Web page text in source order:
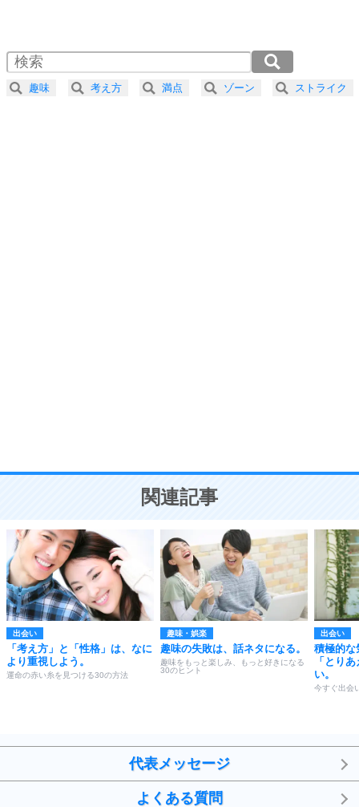
4 器の大きい人は、怒りを優しさで表現する。
プラス思考
ことが大切。
2.0倍速 （316KB 1分20秒）
2.5倍速 （253KB 1分4秒）
3.0倍速 （211KB 53秒）
趣味 考え方 満点 ゾーン ストライク
関連記事
出会い
「考え方」と「性格」は、なに
より重視しよう。
運命の赤い糸を見つける30の方法
趣味・娯楽
趣味の失敗は、話ネタになる。
趣味をもっと楽しみ、もっと好きになる
30のヒント
出会い
積極的な
「とり
い。
今すぐ出会
代表メッセージ
よくある質問